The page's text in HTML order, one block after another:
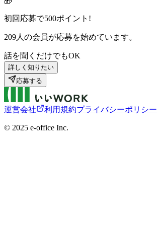
初回応募で500ポイント!
209人の会員が応募を始めています。
話を聞くだけでもOK
詳しく知りたい
応募する
運営会社 利用規約プライバシーポリシー
©︎ 2025 e-office Inc.